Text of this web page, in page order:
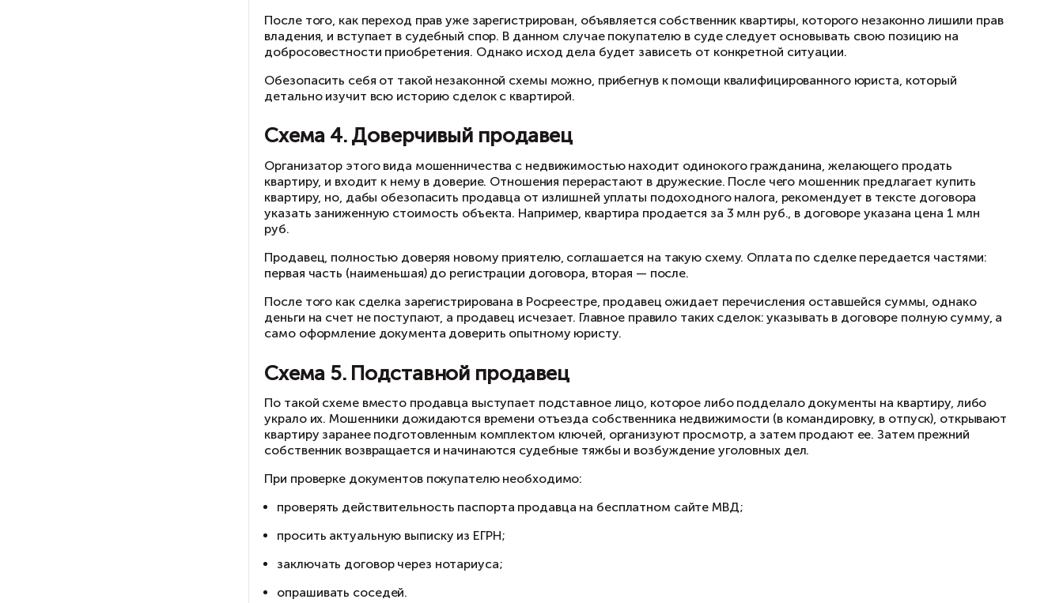
необходимо заранее познакомиться с соседями, они могут указать на реального хозяина
внимательно изучать документы на жилье, включая данные об адресе, площади, этажности
Схема 3. Дешевая квартира
Механизм мошенничества заключается в том, что незаконно приобретенную квартиру
своими людьми. Таким образом создается непрерывная цепочка сделок. Для реального
другой, покупатель, не разбираясь в цепочке сделок, подписывает документы.
После того, как переход прав уже зарегистрирован, объявляется собственник квартиры,
владения, и вступает в судебный спор. В данном случае покупателю в суде следует
добросовестности приобретения. Однако исход дела будет зависеть от конкретной ситуации.
Обезопасить себя от такой незаконной схемы можно, прибегнув к помощи
Схема 4. Доверчивый продавец
Организатор этого вида мошенничества с недвижимостью находит одинокого гражданина,
квартиру, и входит к нему в доверие. Отношения перерастают в дружеские. После чего
квартиру, но, дабы обезопасить продавца от излишней уплаты подоходного налога,
указать заниженную стоимость объекта. Например, квартира продается за 3 млн руб., в
Продавец, полностью доверяя новому приятелю, соглашается на такую схему. Оплата по